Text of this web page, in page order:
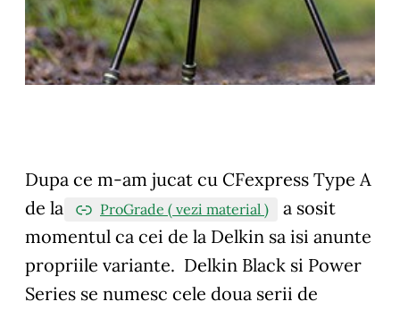
Dupa ce m-am jucat cu CFexpress Type A
de la
ProGrade ( vezi material )
a sosit
momentul ca cei de la Delkin sa isi anunte
propriile variante. Delkin Black si Power
Series se numesc cele doua serii de